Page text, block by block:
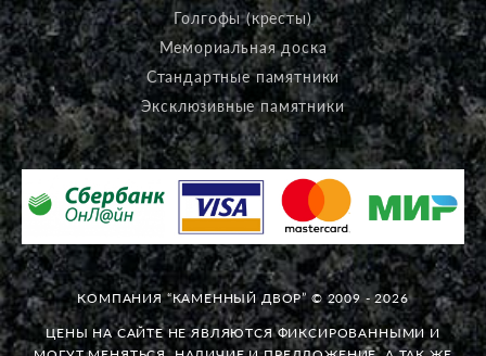
Голгофы (кресты)
Мемориальная доска
Стандартные памятники
Эксклюзивные памятники
КОМПАНИЯ “КАМЕННЫЙ ДВОР” © 2009 - 2026
ЦЕНЫ НА САЙТЕ НЕ ЯВЛЯЮТСЯ ФИКСИРОВАННЫМИ И